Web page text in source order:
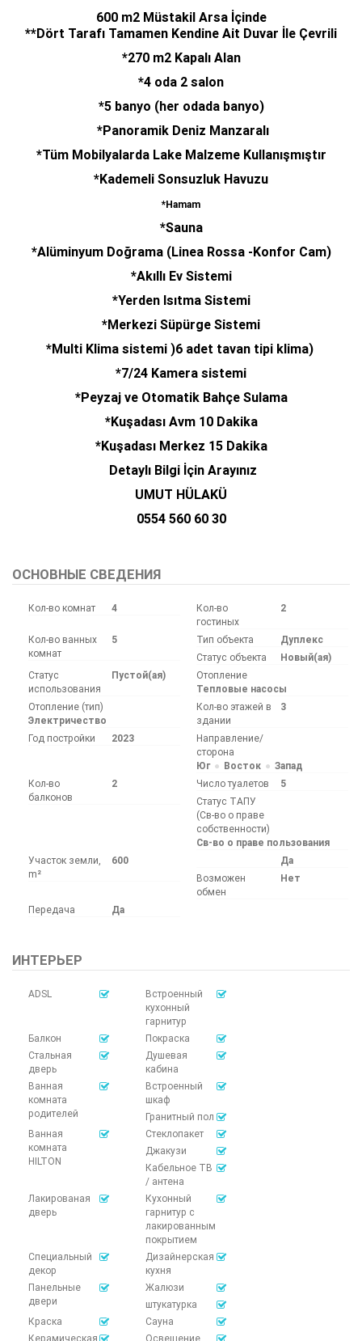
600 m2 Müstakil Arsa İçinde
**Dört Tarafı Tamamen Kendine Ait Duvar İle Çevrili
*270 m2 Kapalı Alan
*4 oda 2 salon
*5 banyo (her odada banyo)
*Panoramik Deniz Manzaralı
*Tüm Mobilyalarda Lake Malzeme Kullanışmıştır
*Kademeli Sonsuzluk Havuzu
*Hamam
*Sauna
*Alüminyum Doğrama (Linea Rossa -Konfor Cam)
*Akıllı Ev Sistemi
*Yerden Isıtma Sistemi
*Merkezi Süpürge Sistemi
*Multi Klima sistemi )6 adet tavan tipi klima)
*7/24 Kamera sistemi
*Peyzaj ve Otomatik Bahçe Sulama
*Kuşadası Avm 10 Dakika
*Kuşadası Merkez 15 Dakika
Detaylı Bilgi İçin Arayınız
UMUT HÜLAKÜ
​0554 560 60 30
ОСНОВНЫЕ СВЕДЕНИЯ
Кол-во комнат 4
Кол-во
гостиных
2
Кол-во ванных
комнат
5 Тип объекта
Дуплекс
Статус объекта
Новый(ая)
Статус
использования
Пустой(ая)
Отопление
Тепловые насосы
Отопление (тип)
Электричество
Кол-во этажей в
здании
3
Год постройки 2023
Направление/
сторона
Юг
Восток
Запад
Кол-во
балконов
2 Число туалетов
5
Статус ТАПУ
(Св-во о праве
собственности)
Св-во о праве пользования
Участок земли,
m²
600
Да
Возможен
обмен
Нет
Передача Да
ИНТЕРЬЕР
ADSL
Встроенный
кухонный
гарнитур
Балкон
Покраска
Стальная
дверь
Душевая
кабина
Ванная
комната
родителей
Встроенный
шкаф
Гранитный пол
Ванная
комната
HILTON
Стеклопакет
Джакузи
Кабельное ТВ
/ антена
Лакированая
дверь
Кухонный
гарнитур с
лакированным
покрытием
Специальный
декор
Дизайнерская
кухня
Панельные
двери
Жалюзи
штукатурка
Краска
Сауна
Керамическая
Освещение